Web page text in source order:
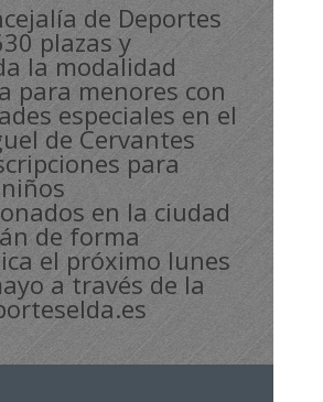
de Deportes
plazas y
la modalidad
para menores con
especiales en el
de Cervantes
para
en la ciudad
de forma
el próximo lunes
a través de la